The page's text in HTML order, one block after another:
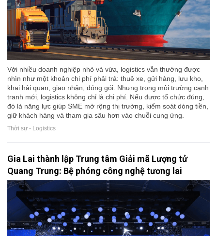
Với nhiều doanh nghiệp nhỏ và vừa, logistics vẫn thường được
nhìn như một khoản chi phí phải trả: thuê xe, gửi hàng, lưu kho,
khai hải quan, giao nhận, đóng gói. Nhưng trong môi trường cạnh
tranh mới, logistics không chỉ là chi phí. Nếu được tổ chức đúng,
đó là năng lực giúp SME mở rộng thị trường, kiểm soát dòng tiền,
giữ khách hàng và tham gia sâu hơn vào chuỗi cung ứng.
Thời sự - Logistics
Gia Lai thành lập Trung tâm Giải mã Lượng tử
Quang Trung: Bệ phóng công nghệ tương lai